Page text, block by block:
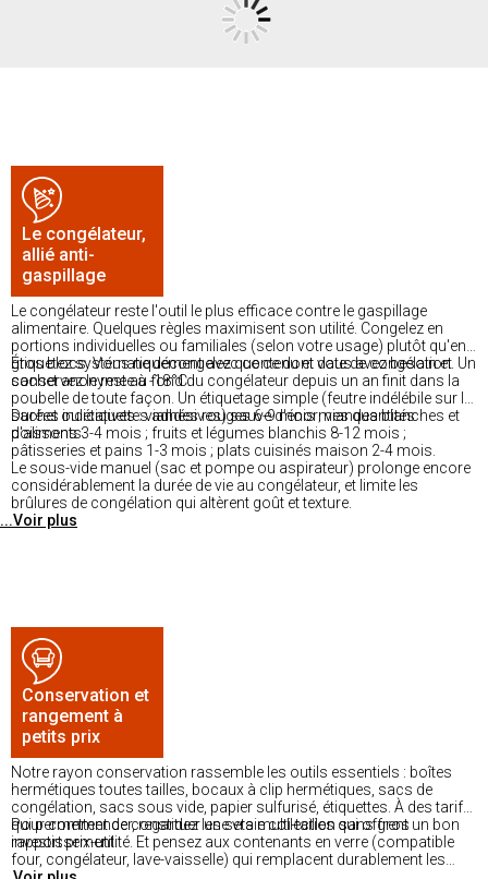
Le congélateur,
allié anti-
gaspillage
Le congélateur reste l'outil le plus efficace contre le gaspillage
alimentaire. Quelques règles maximisent son utilité. Congelez en
portions individuelles ou familiales (selon votre usage) plutôt qu'en
gros blocs. Vous ne décongelez que ce dont vous avez besoin et
conservez le reste à -18°C.
Étiquetez systématiquement avec contenu et date de congélation. Un
sachet anonyme au fond du congélateur depuis un an finit dans la
poubelle de toute façon. Un étiquetage simple (feutre indélébile sur le
sachet ou étiquettes adhésives) sauve d'énormes quantités
d'aliments.
Durées indicatives : viandes rouges 6-9 mois ; viandes blanches et
poissons 3-4 mois ; fruits et légumes blanchis 8-12 mois ;
pâtisseries et pains 1-3 mois ; plats cuisinés maison 2-4 mois.
Le sous-vide manuel (sac et pompe ou aspirateur) prolonge encore
considérablement la durée de vie au congélateur, et limite les
brûlures de congélation qui altèrent goût et texture.
...Voir plus
Conservation et
rangement à
petits prix
Notre rayon conservation rassemble les outils essentiels : boîtes
hermétiques toutes tailles, bocaux à clip hermétiques, sacs de
congélation, sacs sous vide, papier sulfurisé, étiquettes. À des tarifs
qui permettent de constituer une vraie collection sans gros
investissement.
Pour commencer, regardez les sets multi-tailles qui offrent un bon
rapport prix-utilité. Et pensez aux contenants en verre (compatible
four, congélateur, lave-vaisselle) qui remplacent durablement les